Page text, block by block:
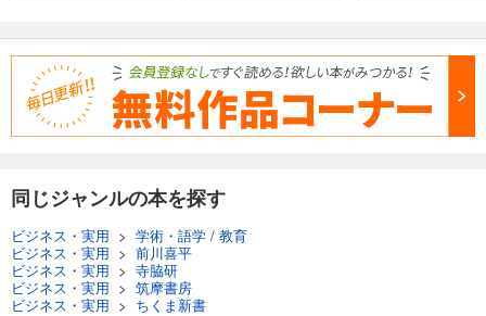
同じジャンルの本を探す
ビジネス・実用 > 学術・語学 / 教育
ビジネス・実用 > 前川喜平
ビジネス・実用 > 寺脇研
ビジネス・実用 > 筑摩書房
ビジネス・実用 > ちくま新書